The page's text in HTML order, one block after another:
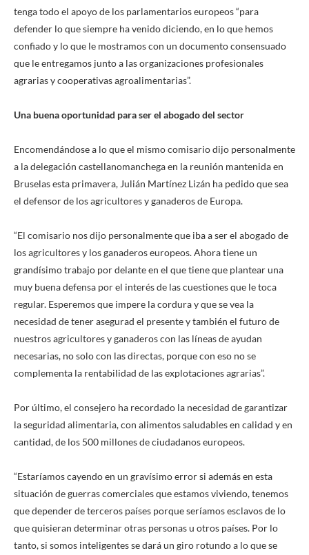
tenga todo el apoyo de los parlamentarios europeos “para
defender lo que siempre ha venido diciendo, en lo que hemos
confiado y lo que le mostramos con un documento consensuado
que le entregamos junto a las organizaciones profesionales
agrarias y cooperativas agroalimentarias”.
Una buena oportunidad para ser el abogado del sector
Encomendándose a lo que el mismo comisario dijo personalmente
a la delegación castellanomanchega en la reunión mantenida en
Bruselas esta primavera, Julián Martínez Lizán ha pedido que sea
el defensor de los agricultores y ganaderos de Europa.
“El comisario nos dijo personalmente que iba a ser el abogado de
los agricultores y los ganaderos europeos. Ahora tiene un
grandísimo trabajo por delante en el que tiene que plantear una
muy buena defensa por el interés de las cuestiones que le toca
regular. Esperemos que impere la cordura y que se vea la
necesidad de tener asegurad el presente y también el futuro de
nuestros agricultores y ganaderos con las líneas de ayudan
necesarias, no solo con las directas, porque con eso no se
complementa la rentabilidad de las explotaciones agrarias”.
Por último, el consejero ha recordado la necesidad de garantizar
la seguridad alimentaria, con alimentos saludables en calidad y en
cantidad, de los 500 millones de ciudadanos europeos.
“Estaríamos cayendo en un gravísimo error si además en esta
situación de guerras comerciales que estamos viviendo, tenemos
que depender de terceros países porque seríamos esclavos de lo
que quisieran determinar otras personas u otros países. Por lo
tanto, si somos inteligentes se dará un giro rotundo a lo que se